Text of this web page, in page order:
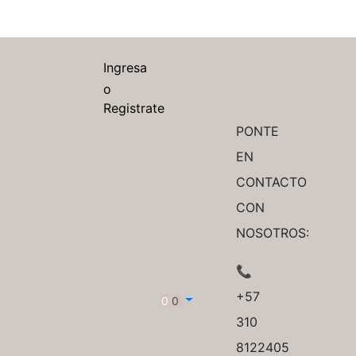
Ingresa
o
Registrate
0 0
PONTE
EN
CONTACTO
CON
NOSOTROS:
📞
+57
310
8122405